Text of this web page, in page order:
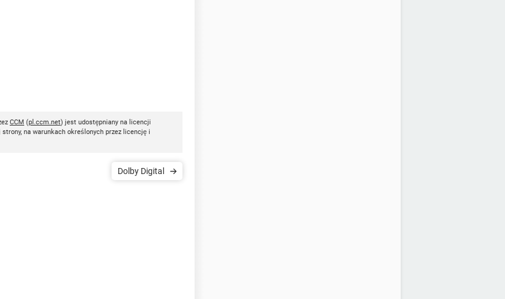
CCM (pl.ccm.net) jest udostępniany na licencji
na warunkach określonych przez licencję i
Dolby Digital